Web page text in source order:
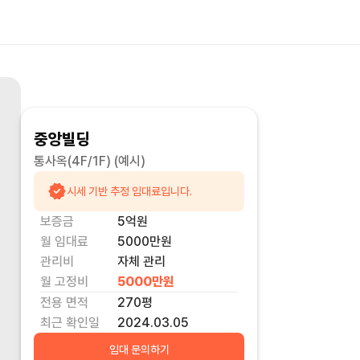
중앙빌딩
통사옥(4F/1F) (예시)
시세 기반 추정 임대료입니다.
보증금 5억원
월 임대료
5000만원
관리비
자체 관리
월 고정비
5000만원
전용 면적
270평
최근 확인일
2024.03.05
임대 문의하기